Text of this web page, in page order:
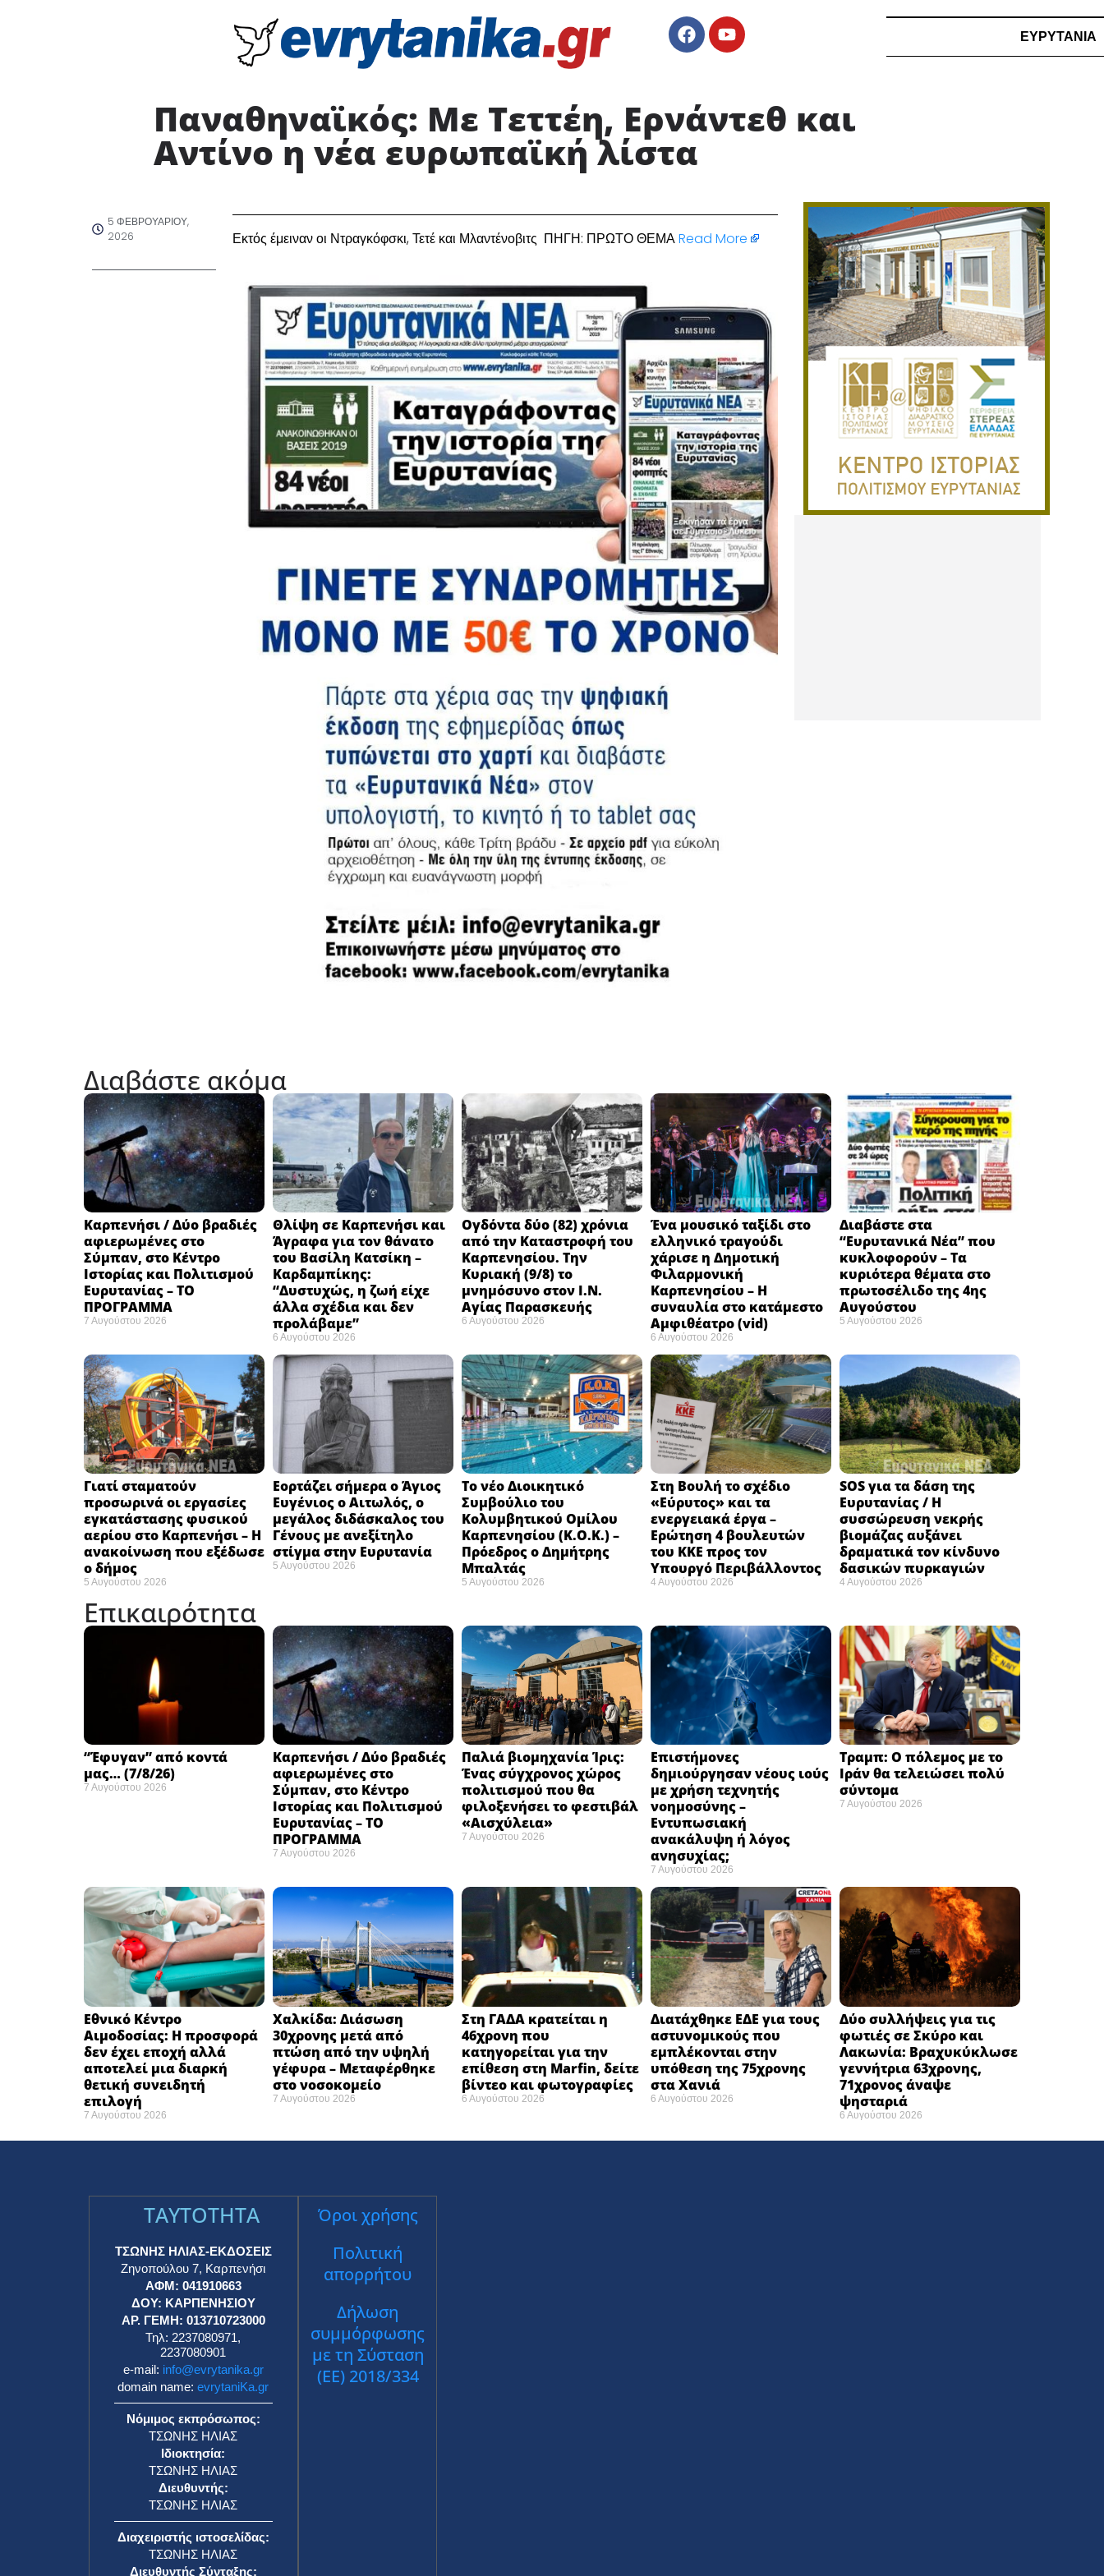
ΕΥΡΥΤΑΝΙΑ
Παναθηναϊκός: Με Τεττέη, Ερνάντεθ και
Αντίνο η νέα ευρωπαϊκή λίστα
5 ΦΕΒΡΟΥΑΡΊΟΥ,
2026
Εκτός έμειναν οι Ντραγκόφσκι, Τετέ και Μλαντένοβιτς ΠΗΓΗ: ΠΡΩΤΟ ΘΕΜΑRead More
Διαβάστε ακόμα
Καρπενήσι / Δύο βραδιές
αφιερωμένες στο
Σύμπαν, στο Κέντρο
Ιστορίας και Πολιτισμού
Ευρυτανίας – ΤΟ
ΠΡΟΓΡΑΜΜΑ
7 Αυγούστου 2026
Θλίψη σε Καρπενήσι και
Άγραφα για τον θάνατο
του Βασίλη Κατσίκη –
Καρδαμπίκης:
“Δυστυχώς, η ζωή είχε
άλλα σχέδια και δεν
προλάβαμε”
6 Αυγούστου 2026
Ογδόντα δύο (82) χρόνια
από την Καταστροφή του
Καρπενησίου. Την
Κυριακή (9/8) το
μνημόσυνο στον Ι.Ν.
Αγίας Παρασκευής
6 Αυγούστου 2026
Ένα μουσικό ταξίδι στο
ελληνικό τραγούδι
χάρισε η Δημοτική
Φιλαρμονική
Καρπενησίου – Η
συναυλία στο κατάμεστο
Αμφιθέατρο (vid)
6 Αυγούστου 2026
Διαβάστε στα
“Ευρυτανικά Νέα” που
κυκλοφορούν – Τα
κυριότερα θέματα στο
πρωτοσέλιδο της 4ης
Αυγούστου
5 Αυγούστου 2026
Γιατί σταματούν
προσωρινά οι εργασίες
εγκατάστασης φυσικού
αερίου στο Καρπενήσι – Η
ανακοίνωση που εξέδωσε
ο δήμος
5 Αυγούστου 2026
Εορτάζει σήμερα ο Άγιος
Ευγένιος ο Αιτωλός, ο
μεγάλος διδάσκαλος του
Γένους με ανεξίτηλο
στίγμα στην Ευρυτανία
5 Αυγούστου 2026
Το νέο Διοικητικό
Συμβούλιο του
Κολυμβητικού Ομίλου
Καρπενησίου (Κ.Ο.Κ.) –
Πρόεδρος ο Δημήτρης
Μπαλτάς
5 Αυγούστου 2026
Στη Βουλή το σχέδιο
«Εύρυτος» και τα
ενεργειακά έργα –
Ερώτηση 4 βουλευτών
του ΚΚΕ προς τον
Υπουργό Περιβάλλοντος
4 Αυγούστου 2026
SOS για τα δάση της
Ευρυτανίας / Η
συσσώρευση νεκρής
βιομάζας αυξάνει
δραματικά τον κίνδυνο
δασικών πυρκαγιών
4 Αυγούστου 2026
Επικαιρότητα
“Έφυγαν” από κοντά
μας… (7/8/26)
7 Αυγούστου 2026
Καρπενήσι / Δύο βραδιές
αφιερωμένες στο
Σύμπαν, στο Κέντρο
Ιστορίας και Πολιτισμού
Ευρυτανίας – ΤΟ
ΠΡΟΓΡΑΜΜΑ
7 Αυγούστου 2026
Παλιά βιομηχανία Ίρις:
Ένας σύγχρονος χώρος
πολιτισμού που θα
φιλοξενήσει το φεστιβάλ
«Αισχύλεια» ​
7 Αυγούστου 2026
Επιστήμονες
δημιούργησαν νέους ιούς
με χρήση τεχνητής
νοημοσύνης –
Εντυπωσιακή
ανακάλυψη ή λόγος
ανησυχίας; ​
7 Αυγούστου 2026
Τραμπ: Ο πόλεμος με το
Ιράν θα τελειώσει πολύ
σύντομα ​
7 Αυγούστου 2026
Εθνικό Κέντρο
Αιμοδοσίας: H προσφορά
δεν έχει εποχή αλλά
αποτελεί μια διαρκή
θετική συνειδητή
επιλογή ​
7 Αυγούστου 2026
Χαλκίδα: Διάσωση
30χρονης μετά από
πτώση από την υψηλή
γέφυρα – Μεταφέρθηκε
στο νοσοκομείο ​
7 Αυγούστου 2026
Στη ΓΑΔΑ κρατείται η
46χρονη που
κατηγορείται για την
επίθεση στη Marfin, δείτε
βίντεο και φωτογραφίες
6 Αυγούστου 2026
Διατάχθηκε ΕΔΕ για τους
αστυνομικούς που
εμπλέκονται στην
υπόθεση της 75χρονης
στα Χανιά
6 Αυγούστου 2026
Δύο συλλήψεις για τις
φωτιές σε Σκύρο και
Λακωνία: Βραχυκύκλωσε
γεννήτρια 63χρονης,
71χρονος άναψε
ψησταριά
6 Αυγούστου 2026
TAYTOTHTA
ΤΣΩΝΗΣ ΗΛΙΑΣ-ΕΚΔΟΣΕΙΣ
Ζηνοπούλου 7, Καρπενήσι
ΑΦΜ: 041910663
ΔΟΥ: ΚΑΡΠΕΝΗΣΙΟΥ
ΑΡ. ΓΕΜΗ: 013710723000
Τηλ: 2237080971,
2237080901
e-mail: info@evrytanika.gr
domain name:evrytaniKa.gr
Νόμιμος εκπρόσωπος:
ΤΣΩΝΗΣ ΗΛΙΑΣ
Ιδιοκτησία:
ΤΣΩΝΗΣ ΗΛΙΑΣ
Διευθυντής:
ΤΣΩΝΗΣ ΗΛΙΑΣ
Διαχειριστής ιστοσελίδας:
ΤΣΩΝΗΣ ΗΛΙΑΣ
Διευθυντής Σύνταξης:
Όροι χρήσης
Πολιτική
απορρήτου
Δήλωση
συμμόρφωσης
με τη Σύσταση
(ΕΕ) 2018/334